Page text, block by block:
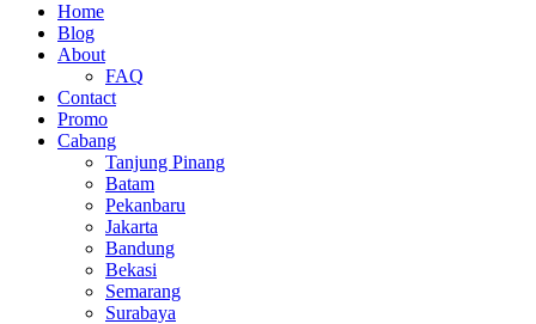
Home
Blog
About
FAQ
Contact
Promo
Cabang
Tanjung Pinang
Batam
Pekanbaru
Jakarta
Bandung
Bekasi
Semarang
Surabaya